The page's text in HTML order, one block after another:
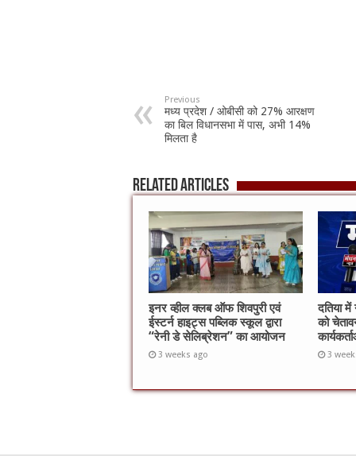
Previous
मध्य प्रदेश / ओबीसी को 27% आरक्षण
का बिल विधानसभा में पास, अभी 14%
मिलता है
Related Articles
इनर व्हील क्लब ऑफ शिवपुरी एवं
ईस्टर्न हाइट्स पब्लिक स्कूल द्वारा
“रेनी डे सेलिब्रेशन” का आयोजन
3 weeks ago
दतिया में
को
3